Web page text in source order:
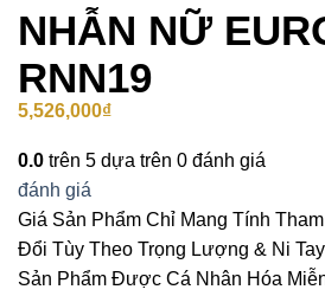
NHẪN NỮ
RNN19
5,526,000₫
0.0 trên 5 dựa trên 0 đánh giá
đánh giá
Giá Sản Phẩm Chỉ Mang Tính
Đổi Tùy Theo Trọng Lượng & Ni
Sản Phẩm Được Cá Nhân Hóa